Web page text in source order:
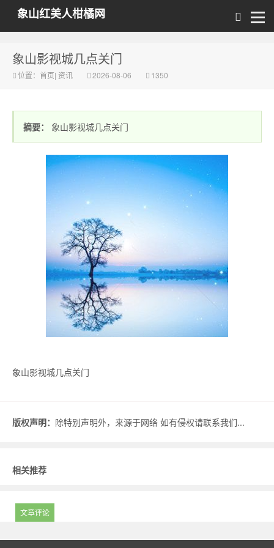
象山红美人柑橘网
象山影视城几点关门
位置： 首页| 资讯 2026-08-06 1350
摘要： 象山影视城几点关门
象山影视城几点关门
版权声明： 除特别声明外，来源于网络 如有侵权请联系我们...
相关推荐
文章评论